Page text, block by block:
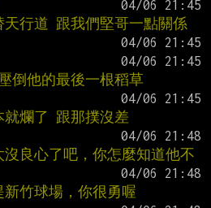
行道 跟我們堅哥一點關係
倒他的最後一根稻草
爛了 跟那撲沒差
良心了吧，你怎麼知道他不
竹球場，你很勇喔